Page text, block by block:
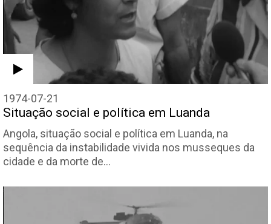
1974-07-21
Situação social e política em Luanda
Angola, situação social e política em Luanda, na
sequência da instabilidade vivida nos musseques da
cidade e da morte de…